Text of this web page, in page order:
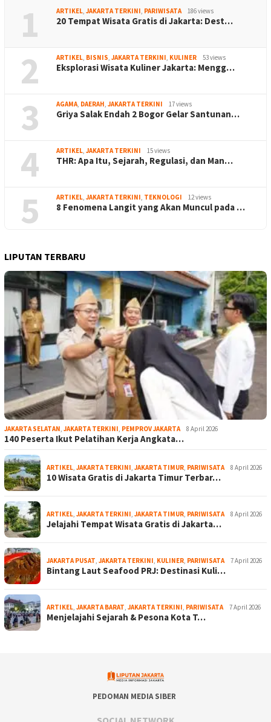
1 ARTIKEL JAKARTA TERKINI PARIWISATA 186 views
20 Tempat Wisata Gratis di Jakarta: Dest…
2 ARTIKEL BISNIS JAKARTA TERKINI KULINER 53 views
Eksplorasi Wisata Kuliner Jakarta: Mengg…
3 AGAMA DAERAH JAKARTA TERKINI 17 views
Griya Salak Endah 2 Bogor Gelar Santunan…
4 ARTIKEL JAKARTA TERKINI 15 views
THR: Apa Itu, Sejarah, Regulasi, dan Man…
5 ARTIKEL JAKARTA TERKINI TEKNOLOGI 12 views
8 Fenomena Langit yang Akan Muncul pada …
LIPUTAN TERBARU
JAKARTA SELATAN JAKARTA TERKINI PEMPROV JAKARTA 8 April 2026
140 Peserta Ikut Pelatihan Kerja Angkata…
ARTIKEL JAKARTA TERKINI JAKARTA TIMUR PARIWISATA 8 April 2026
10 Wisata Gratis di Jakarta Timur Terbar…
ARTIKEL JAKARTA TERKINI JAKARTA TIMUR PARIWISATA 8 April 2026
Jelajahi Tempat Wisata Gratis di Jakarta…
JAKARTA PUSAT JAKARTA TERKINI KULINER PARIWISATA 7 April 2026
Bintang Laut Seafood PRJ: Destinasi Kuli…
ARTIKEL JAKARTA BARAT JAKARTA TERKINI PARIWISATA 7 April 2026
Menjelajahi Sejarah & Pesona Kota T…
PEDOMAN MEDIA SIBER